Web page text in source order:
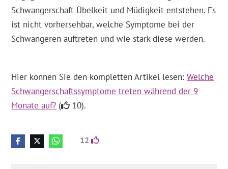
Schwangerschaft Übelkeit und Müdigkeit entstehen. Es
ist nicht vorhersehbar, welche Symptome bei der
Schwangeren auftreten und wie stark diese werden.
Hier können Sie den kompletten Artikel lesen:Welche
Schwangerschaftssymptome treten während der 9
Monate auf? ( 10).
12